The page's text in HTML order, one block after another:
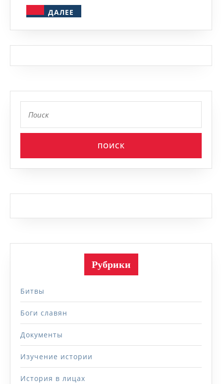
ДАЛЕЕ
Рубрики
Битвы
Боги славян
Документы
Изучение истории
История в лицах